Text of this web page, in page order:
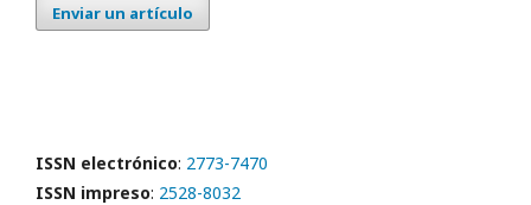
Enviar un artículo
ISSN electrónico: 2773-7470
ISSN impreso: 2528-8032